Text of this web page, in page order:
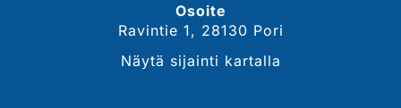
Osoite
Ravintie 1, 28130 Pori
Näytä sijainti kartalla